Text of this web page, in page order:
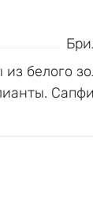
белого